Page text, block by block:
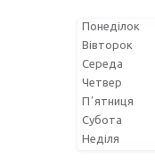
Понеділок
Вівторок
Середа
Четвер
Пʼятниця
Субота
Неділя